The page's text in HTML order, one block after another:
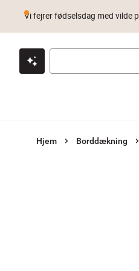
Klik & hent Byt i 1 år
Vi fejrer fødselsdag med vilde
Hjem Borddækning